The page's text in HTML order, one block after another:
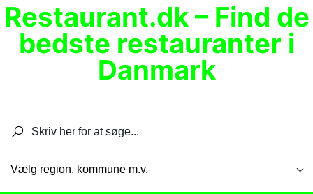
Restaurant.dk – Find de
bedste restauranter i
Danmark
Vælg region, kommune m.v.